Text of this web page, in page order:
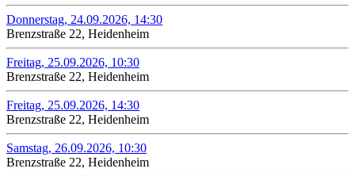
Donnerstag, 24.09.2026, 14:30
Brenzstraße 22, Heidenheim
Freitag, 25.09.2026, 10:30
Brenzstraße 22, Heidenheim
Freitag, 25.09.2026, 14:30
Brenzstraße 22, Heidenheim
Samstag, 26.09.2026, 10:30
Brenzstraße 22, Heidenheim